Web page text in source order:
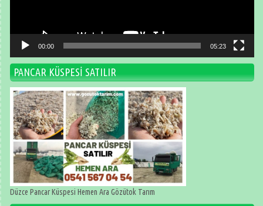
00:00 05:23
PANCAR KÜSPESİ SATILIR
Düzce Pancar Küspesi Hemen Ara Gözütok Tarım